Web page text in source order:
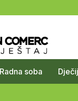
Radna soba